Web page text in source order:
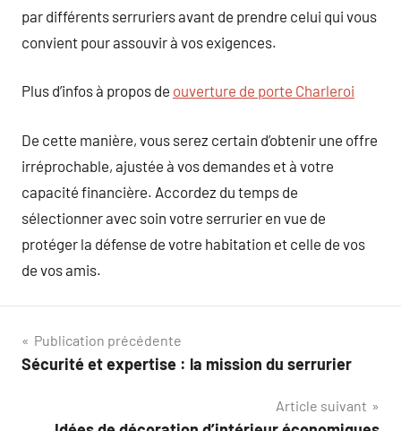
par différents serruriers avant de prendre celui qui vous
convient pour assouvir à vos exigences.
Plus d’infos à propos de ouverture de porte Charleroi
De cette manière, vous serez certain d’obtenir une offre
irréprochable, ajustée à vos demandes et à votre
capacité financière. Accordez du temps de
sélectionner avec soin votre serrurier en vue de
protéger la défense de votre habitation et celle de vos
de vos amis.
Navigation
de
Publication précédente
Sécurité et expertise : la mission du serrurier
Article suivant